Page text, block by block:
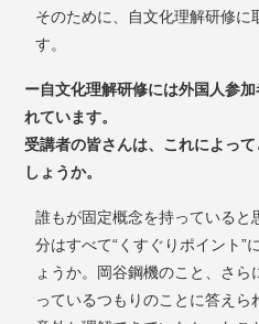
そのために、自文化理解研修に
す。
ー自文化理解研修には外国人参
れています。
受講者の皆さんは、これによっ
しょうか。
誰もが固定概念を持っていると
分はすべて“くすぐりポイント”
ょうか。岡谷鋼機のこと、さ
っているつもりのことに答え